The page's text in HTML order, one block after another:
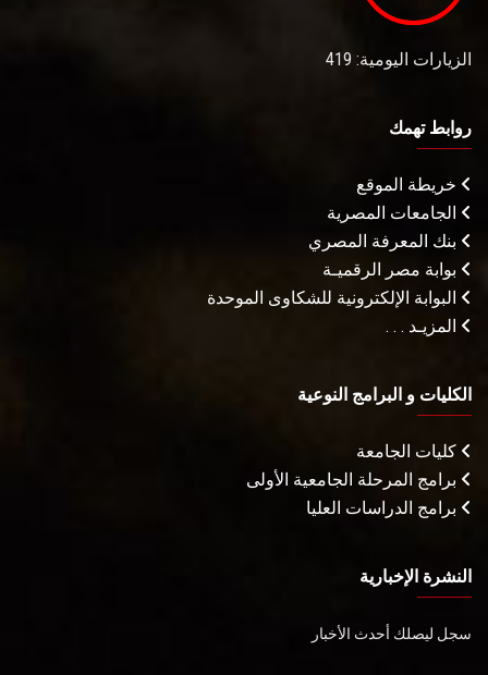
الزيارات اليومية: 419
روابط تهمك
خريطة الموقع
الجامعات المصرية
بنك المعرفة المصري
بوابة مصر الرقميـة
البوابة الإلكترونية للشكاوى الموحدة
المزيـد . . .
الكليات و البرامج النوعية
كليات الجامعة
برامج المرحلة الجامعية الأولى
برامج الدراسات العليا
النشرة الإخبارية
سجل ليصلك أحدث الأخبار